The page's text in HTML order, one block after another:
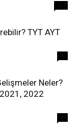
TYT AYT
Neler?
2021, 2022